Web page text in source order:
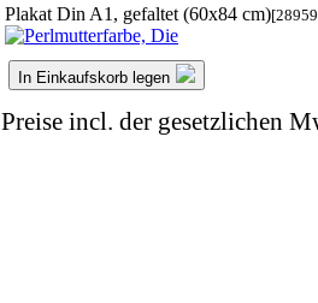
Plakat Din A1, gefaltet (60x84 cm)
In Einkaufskorb legen
Preise incl. der gesetzlichen